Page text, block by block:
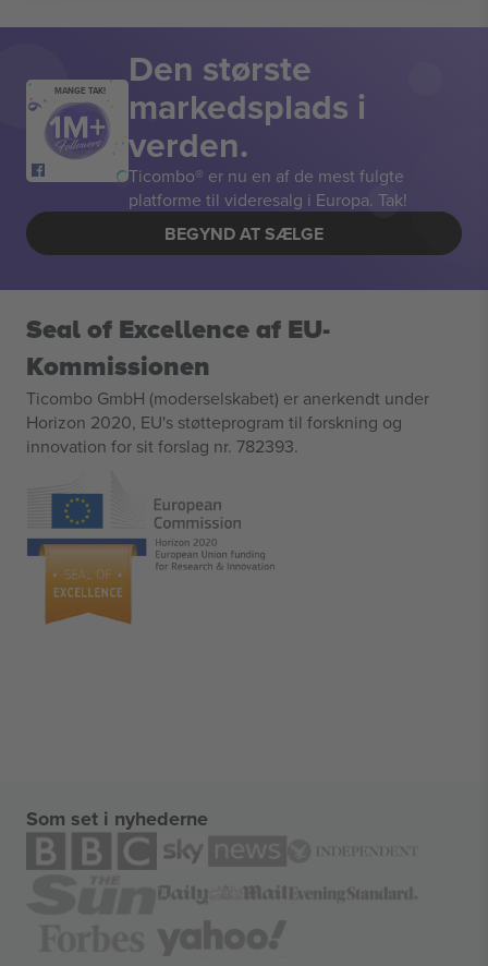
MANGE TAK! Den største
markedsplads i
verden.
Ticombo® er nu en af de mest fulgte
platforme til videresalg i Europa. Tak!
BEGYND AT SÆLGE
Seal of Excellence af EU-
Kommissionen
Ticombo GmbH (moderselskabet) er anerkendt under
Horizon 2020, EU's støtteprogram til forskning og
innovation for sit forslag nr. 782393.
Som set i nyhederne